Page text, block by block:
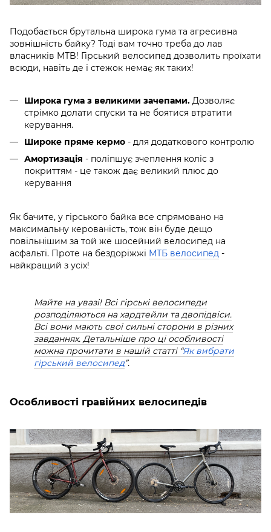
Подобається брутальна широка гума та агресивна
зовнішність байку? Тоді вам точно треба до лав
власників MTB! Гірський велосипед дозволить проїхати
всюди, навіть де і стежок немає як таких!
Широка гума з великими зачепами. Дозволяє
стрімко долати спуски та не боятися втратити
керування.
Широке пряме кермо - для додаткового контролю
Амортизація - поліпшує зчеплення коліс з
покриттям - це також дає великий плюс до
керування
Як бачите, у гірського байка все спрямовано на
максимальну керованість, тож він буде дещо
повільнішим за той же шосейний велосипед на
асфальті. Проте на бездоріжжі МТБ велосипед -
найкращий з усіх!
Майте на увазі! Всі гірські велосипеди
розподіляються на хардтейли та двопідвіси.
Всі вони мають свої сильні сторони в різних
завданнях. Детальніше про ці особливості
можна прочитати в нашій статті “Як вибрати
гірський велосипед”.
Особливості гравійних велосипедів